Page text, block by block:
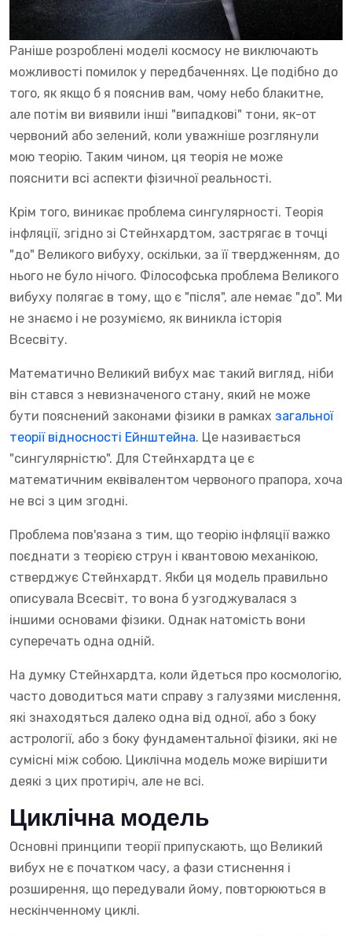
Раніше розроблені моделі космосу не виключають
можливості помилок у передбаченнях. Це подібно до
того, як якщо б я пояснив вам, чому небо блакитне,
але потім ви виявили інші "випадкові" тони, як-от
червоний або зелений, коли уважніше розглянули
мою теорію. Таким чином, ця теорія не може
пояснити всі аспекти фізичної реальності.
Крім того, виникає проблема сингулярності. Теорія
інфляції, згідно зі Стейнхардтом, застрягає в точці
"до" Великого вибуху, оскільки, за її твердженням, до
нього не було нічого. Філософська проблема Великого
вибуху полягає в тому, що є "після", але немає "до". Ми
не знаємо і не розуміємо, як виникла історія
Всесвіту.
Математично Великий вибух має такий вигляд, ніби
він стався з невизначеного стану, який не може
бути пояснений законами фізики в рамках загальної
теорії відносності Ейнштейна. Це називається
"сингулярністю". Для Стейнхардта це є
математичним еквівалентом червоного прапора, хоча
не всі з цим згодні.
Проблема пов'язана з тим, що теорію інфляції важко
поєднати з теорією струн і квантовою механікою,
стверджує Стейнхардт. Якби ця модель правильно
описувала Всесвіт, то вона б узгоджувалася з
іншими основами фізики. Однак натомість вони
суперечать одна одній.
На думку Стейнхардта, коли йдеться про космологію,
часто доводиться мати справу з галузями мислення,
які знаходяться далеко одна від одної, або з боку
астрології, або з боку фундаментальної фізики, які не
сумісні між собою. Циклічна модель може вирішити
деякі з цих протиріч, але не всі.
Циклічна модель
Основні принципи теорії припускають, що Великий
вибух не є початком часу, а фази стиснення і
розширення, що передували йому, повторюються в
нескінченному циклі.